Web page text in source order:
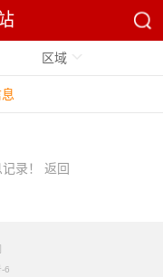
区域
录！ 返回
-6